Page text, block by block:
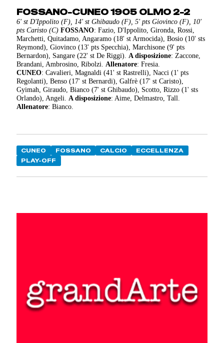
FOSSANO-CUNEO 1905 OLMO 2-2
6' st D'Ippolito (F), 14' st Ghibaudo (F), 5' pts Giovinco (F), 10'
pts Caristo (C) FOSSANO: Fazio, D'Ippolito, Gironda, Rossi,
Marchetti, Quitadamo, Angaramo (18' st Armocida), Bosio (10' sts
Reymond), Giovinco (13' pts Specchia), Marchisone (9' pts
Bernardon), Sangare (22' st De Riggi). A disposizione: Zaccone,
Brandani, Ambrosino, Ribolzi. Allenatore: Fresia.
CUNEO: Cavalieri, Magnaldi (41' st Rastrelli), Nacci (1' pts
Regolanti), Benso (17' st Bernardi), Galfrè (17' st Caristo),
Gyimah, Giraudo, Bianco (7' st Ghibaudo), Scotto, Rizzo (1' sts
Orlando), Angeli. A disposizione: Aime, Delmastro, Tall.
Allenatore: Bianco.
CUNEO FOSSANO CALCIO
ECCELLENZA
PLAY-OFF